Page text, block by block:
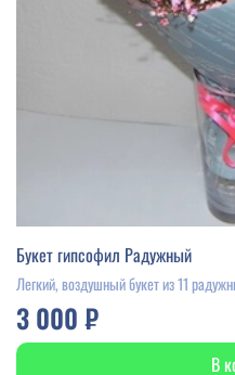
Букет гипсофил Радужный
Легкий, воздушный букет из 11
3 000 ₽
В